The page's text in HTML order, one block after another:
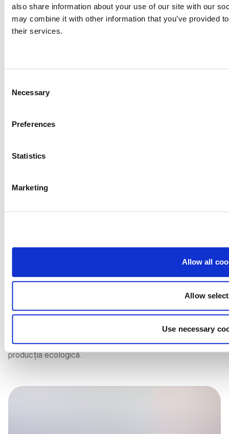
also share information about your use of our site with our
may combine it with other information that you’ve provided
their services.
Selection
Necessary
Preferences
Statistics
Marketing
Allow all
Allow
Use necessary
ecologice garantează un produs durabil aprobat pentru
producția ecologică de pește, cu un impact minim asupra
mediului și respect pentru biodiversitate în lanțul valoric al
materiile noastre prime, să treacă de standardele noastre
Simbolul roșu Ø
Aller Aqua Danemarca produce hrană pentru pești care
daneză. Simbolul roșu Ø indică faptul că autoritățile daneze
controlează faptul că Aller Aqua Denmark respectă
legislația daneză și europeană privind furajele pentru
producția ecologică.